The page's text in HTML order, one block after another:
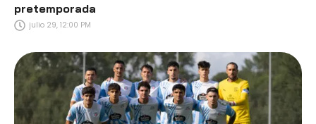
pretemporada
julio 29, 12:00 PM